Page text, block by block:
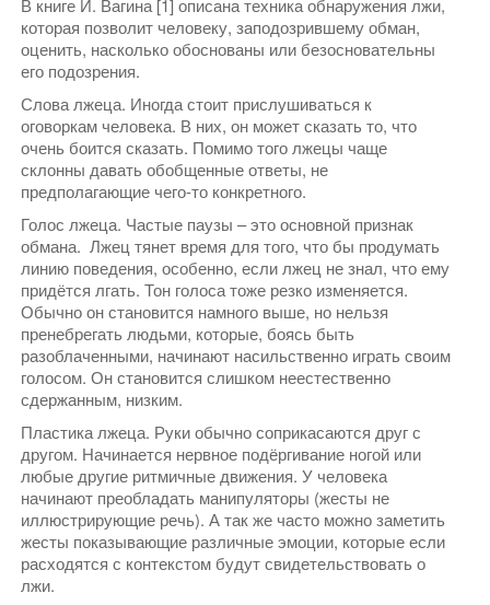
В книге И. Вагина [1] описана техника обнаружения лжи,
которая позволит человеку, заподозрившему обман,
оценить, насколько обоснованы или безосновательны
его подозрения.
Слова лжеца. Иногда стоит прислушиваться к
оговоркам человека. В них, он может сказать то, что
очень боится сказать. Помимо того лжецы чаще
склонны давать обобщенные ответы, не
предполагающие чего-то конкретного.
Голос лжеца. Частые паузы – это основной признак
обмана. Лжец тянет время для того, что бы продумать
линию поведения, особенно, если лжец не знал, что ему
придётся лгать. Тон голоса тоже резко изменяется.
Обычно он становится намного выше, но нельзя
пренебрегать людьми, которые, боясь быть
разоблаченными, начинают насильственно играть своим
голосом. Он становится слишком неестественно
сдержанным, низким.
Пластика лжеца. Руки обычно соприкасаются друг с
другом. Начинается нервное подёргивание ногой или
любые другие ритмичные движения. У человека
начинают преобладать манипуляторы (жесты не
иллюстрирующие речь). А так же часто можно заметить
жесты показывающие различные эмоции, которые если
расходятся с контекстом будут свидетельствовать о
лжи.